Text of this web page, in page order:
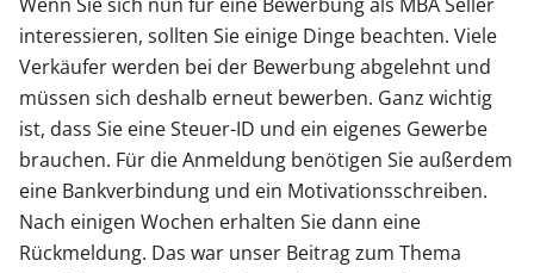
interessieren, sollten Sie einige Dinge beachten. Viele
Verkäufer werden bei der Bewerbung abgelehnt und
müssen sich deshalb erneut bewerben. Ganz wichtig
ist, dass Sie eine Steuer-ID und ein eigenes Gewerbe
brauchen. Für die Anmeldung benötigen Sie außerdem
eine Bankverbindung und ein Motivationsschreiben.
Nach einigen Wochen erhalten Sie dann eine
Rückmeldung. Das war unser Beitrag zum Thema